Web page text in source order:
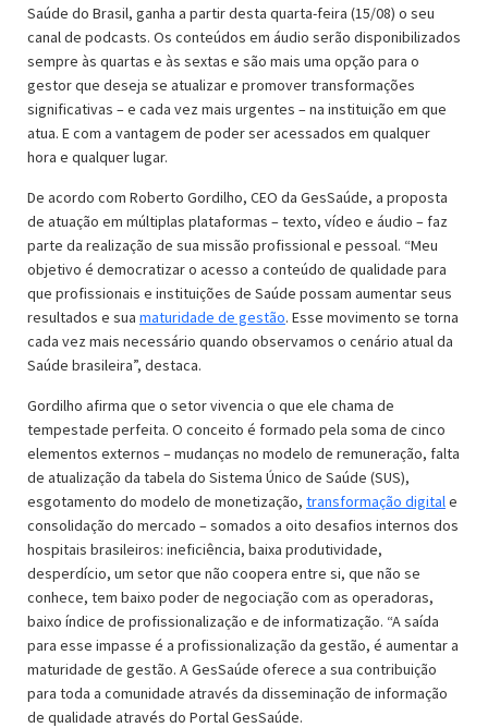
Saúde do Brasil, ganha a partir desta quarta-feira (15/08) o seu
canal de podcasts. Os conteúdos em áudio serão disponibilizados
sempre às quartas e às sextas e são mais uma opção para o
gestor que deseja se atualizar e promover transformações
significativas – e cada vez mais urgentes – na instituição em que
atua. E com a vantagem de poder ser acessados em qualquer
hora e qualquer lugar.
De acordo com Roberto Gordilho, CEO da GesSaúde, a proposta
de atuação em múltiplas plataformas – texto, vídeo e áudio – faz
parte da realização de sua missão profissional e pessoal. “Meu
objetivo é democratizar o acesso a conteúdo de qualidade para
que profissionais e instituições de Saúde possam aumentar seus
resultados e sua maturidade de gestão. Esse movimento se torna
cada vez mais necessário quando observamos o cenário atual da
Saúde brasileira”, destaca.
Gordilho afirma que o setor vivencia o que ele chama de
tempestade perfeita. O conceito é formado pela soma de cinco
elementos externos – mudanças no modelo de remuneração, falta
de atualização da tabela do Sistema Único de Saúde (SUS),
esgotamento do modelo de monetização, transformação digitale
consolidação do mercado – somados a oito desafios internos dos
hospitais brasileiros: ineficiência, baixa produtividade,
desperdício, um setor que não coopera entre si, que não se
conhece, tem baixo poder de negociação com as operadoras,
baixo índice de profissionalização e de informatização. “A saída
para esse impasse é a profissionalização da gestão, é aumentar a
maturidade de gestão. A GesSaúde oferece a sua contribuição
para toda a comunidade através da disseminação de informação
de qualidade através do Portal GesSaúde.